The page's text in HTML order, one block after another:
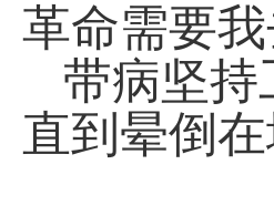
革命需要
带病坚持
直到晕倒